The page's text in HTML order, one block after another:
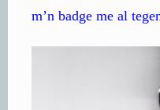
m’n badge me al